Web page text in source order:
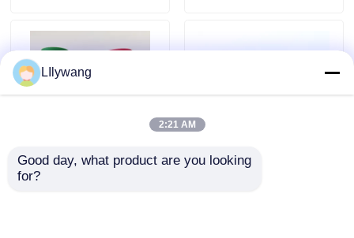
Produkte
15 ml Glasflaschen
LIlywang
2:21 AM
Good day, what product are you looking
for?